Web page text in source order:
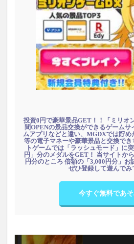
投資0円で豪華景品GET！！「ミリオ
間OPENの景品交換ができるゲーム
ムアプリなどと違い、MGDXでは貯め
等の電子マネーや豪華景品と交換でき
トゲームでは「ラッシュモード」に
円」分のメダルをGET！ 当サイトか
円分のところ 倍額の「3,000円分」お
ぜひ登録して遊んでみ
今すぐ無料であ